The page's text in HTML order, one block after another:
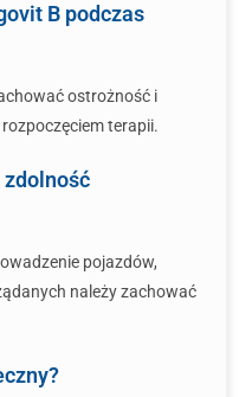
B podczas
ostrożność i
terapii.
zdolność
pojazdów,
należy zachować